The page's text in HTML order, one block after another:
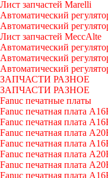
Лист запчастей Marelli
Автоматический
Автоматический
Лист запчастей MeccAlte
Автоматический
Автоматический
Автоматический
ЗАПЧАСТИ РАЗНОЕ
ЗАПЧАСТИ РАЗНОЕ
Fanuc печатные платы
Fanuc печатная плата
Fanuc печатная плата
Fanuc печатная плата
Fanuc печатная плата
Fanuc печатная плата
Fanuc печатная плата
Fanuc печатная плата